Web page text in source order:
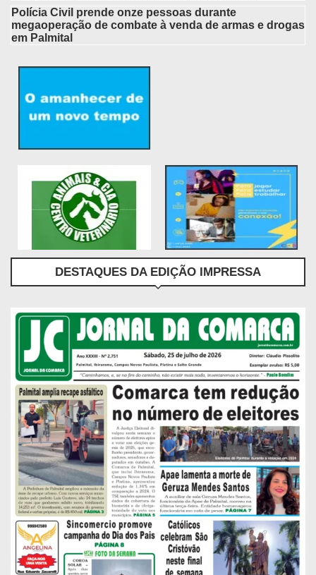
Polícia Civil prende onze pessoas durante
megaoperação de combate à venda de armas e drogas
em Palmital
DESTAQUES DA EDIÇÃO IMPRESSA